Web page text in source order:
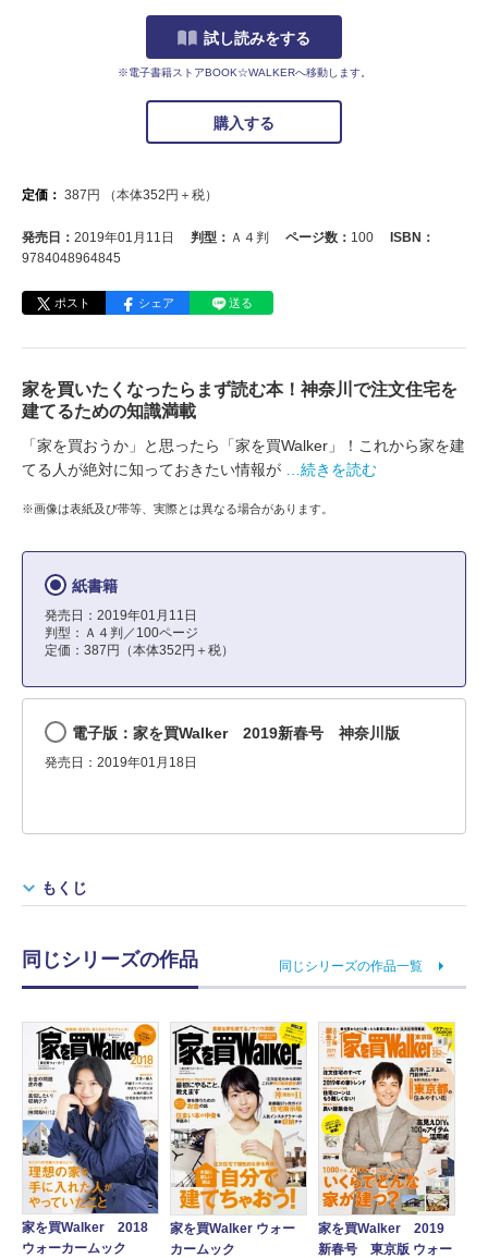
試し読みをする
※電子書籍ストアBOOK☆WALKERへ移動します。
購入する
定価： 387 円 （本体352 円＋税）
発売日： 2019年01月11日 判型： Ａ４判 ページ数： 100
ISBN：
9784048964845
ポスト シェア 送る
家を買いたくなったらまず読む本！神奈川で注文住宅を
建てるための知識満載
「家を買おうか」と思ったら「家を買Walker」！これから家を建
てる人が絶対に知っておきたい情報が
…続きを読む
※画像は表紙及び帯等、実際とは異なる場合があります。
紙書籍
発売日：2019年01月11日
判型：Ａ４判／100ページ
定価：387円（本体352円＋税）
電子版：家を買Walker 2019新春号 神奈川版
発売日：2019年01月18日
もくじ
同じシリーズの作品 同じシリーズの作品一覧
家を買Walker 2018
ウォーカームック
家を買Walker ウォー
カームック
家を買Walker 2019
新春号 東京版 ウォー